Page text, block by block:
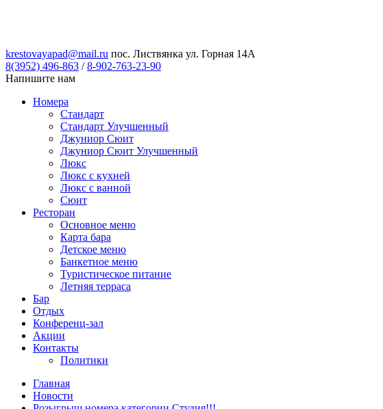
krestovayapad@mail.ru пос. Листвянка ул. Горная 14А
8(3952) 496-863 / 8-902-763-23-90
Напишите нам
Номера
Стандарт
Стандарт Улучшенный
Джуниор Сюит
Джуниор Сюит Улучшенный
Люкс
Люкс с кухней
Люкс с ванной
Сюит
Ресторан
Основное меню
Карта бара
Детское меню
Банкетное меню
Туристическое питание
Летняя терраса
Бар
Отдых
Конференц-зал
Акции
Контакты
Политики
Главная
Новости